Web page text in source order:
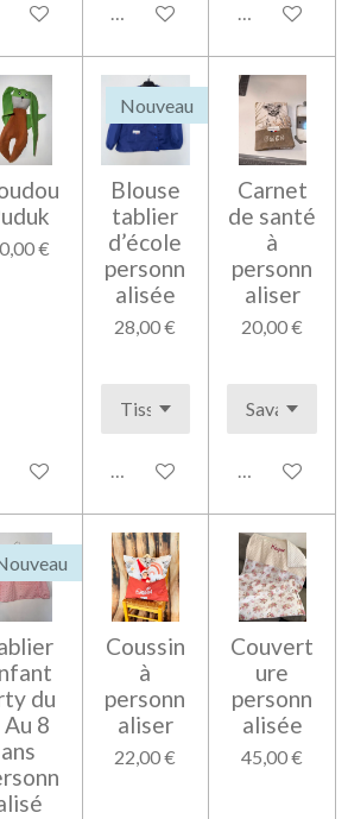
les détails Voir les détails Voir les
€
au panier
Nouveau
Blouse
tablier
d’école
personn
alisée
28,00 €
Voir les détails
Carnet
de santé
à
personn
aliser
20,00 €
Voir les
du
Au 8
ans
Coussin
à
personn
aliser
22,00 €
Couvert
ure
personn
alisée
45,00 €